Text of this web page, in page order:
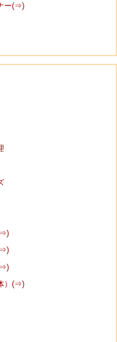
ー(⇒)
）(⇒)